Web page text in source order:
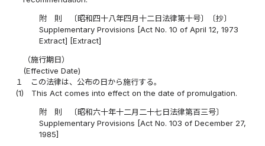
附 則 〔昭和四十八年四月十二日法律第十号〕〔抄〕
Supplementary Provisions [Act No. 10 of April 12, 1973
Extract] [Extract]
（施行期日）
(Effective Date)
１
この法律は、公布の日から施行する。
(1)
This Act comes into effect on the date of promulgation.
附 則 〔昭和六十年十二月二十七日法律第百三号〕
Supplementary Provisions [Act No. 103 of December 27,
1985]